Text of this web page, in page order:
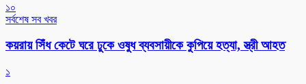
১০
সর্বশেষ সব খবর
কয়রায় সিঁধ কেটে ঘরে ঢুকে ওষুধ ব্যবসায়ীকে কুপিয়ে হত্যা, স্ত্রী আহত
১